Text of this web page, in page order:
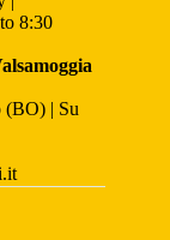
8:30
(BO) | Su